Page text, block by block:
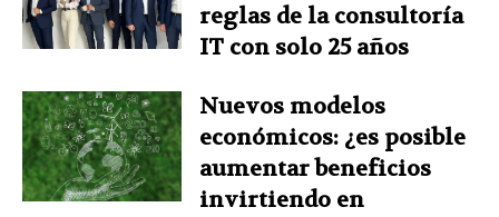
reglas de la consultoría
IT con solo 25 años
Nuevos modelos
económicos: ¿es posible
aumentar beneficios
invirtiendo en